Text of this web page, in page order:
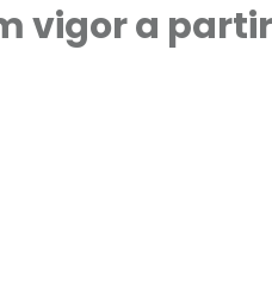
vigor a partir